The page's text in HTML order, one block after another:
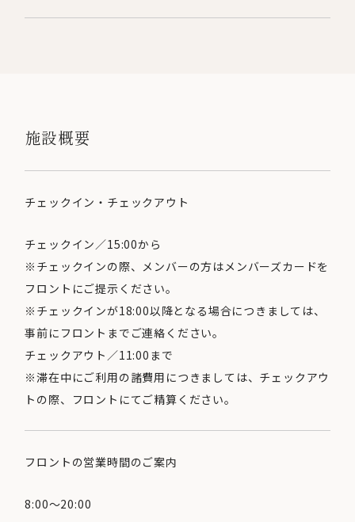
施設概要
チェックイン・チェックアウト
チェックイン／15:00から
※チェックインの際、メンバーの方はメンバーズカードを
フロントにご提示ください。
※チェックインが18:00以降となる場合につきましては、
事前にフロントまでご連絡ください。
チェックアウト／11:00まで
※滞在中にご利用の諸費用につきましては、チェックアウ
トの際、フロントにてご精算ください。
フロントの営業時間のご案内
8:00～20:00